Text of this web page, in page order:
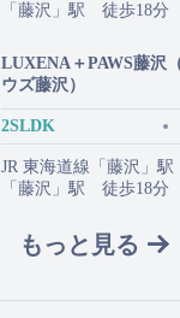
「藤沢」駅 徒歩18分
LUXENA＋PAWS藤
ウズ藤沢）
2SLDK
JR 東海道線「藤沢」
「藤沢」駅 徒歩18分
もっと見る